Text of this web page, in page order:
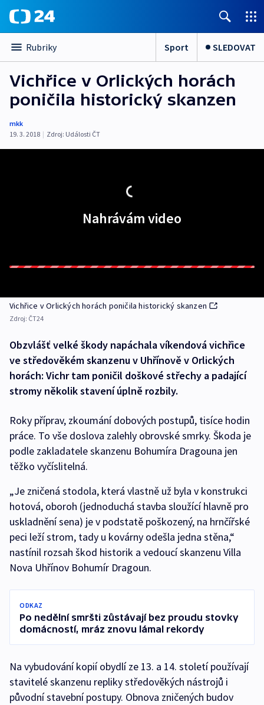
Rubriky Sport SLEDOVAT
Vichřice v Orlických horách
poničila historický skanzen
mkk
19. 3. 2018 | Zdroj: Události ČT
Nahrávám video
Vichřice v Orlických horách poničila historický skanzen
Zdroj: ČT24
Obzvlášť velké škody napáchala víkendová vichřice
ve středověkém skanzenu v Uhřínově v Orlických
horách: Vichr tam poničil doškové střechy a padající
stromy několik stavení úplně rozbily.
Roky příprav, zkoumání dobových postupů, tisíce hodin
práce. To vše doslova zalehly obrovské smrky. Škoda je
podle zakladatele skanzenu Bohumíra Dragouna jen
těžko vyčíslitelná.
„Je zničená stodola, která vlastně už byla v konstrukci
hotová, oboroh (jednoduchá stavba sloužící hlavně pro
uskladnění sena) je v podstatě poškozený, na hrnčířské
peci leží strom, tady u kovárny odešla jedna stěna,“
nastínil rozsah škod historik a vedoucí skanzenu Villa
Nova Uhřínov Bohumír Dragoun.
ODKAZ
Po nedělní smršti zůstávají bez proudu stovky
domácností, mráz znovu lámal rekordy
Na vybudování kopií obydlí ze 13. a 14. století používají
stavitelé skanzenu repliky středověkých nástrojů i
původní stavební postupy. Obnova zničených budov